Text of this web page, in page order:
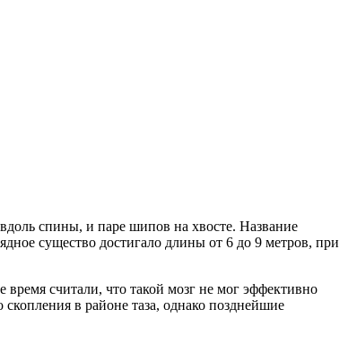
спины, и паре шипов на хвосте. Название
существо достигало длины от 6 до 9 метров, при
время считали, что такой мозг не мог эффективно
в районе таза, однако позднейшие